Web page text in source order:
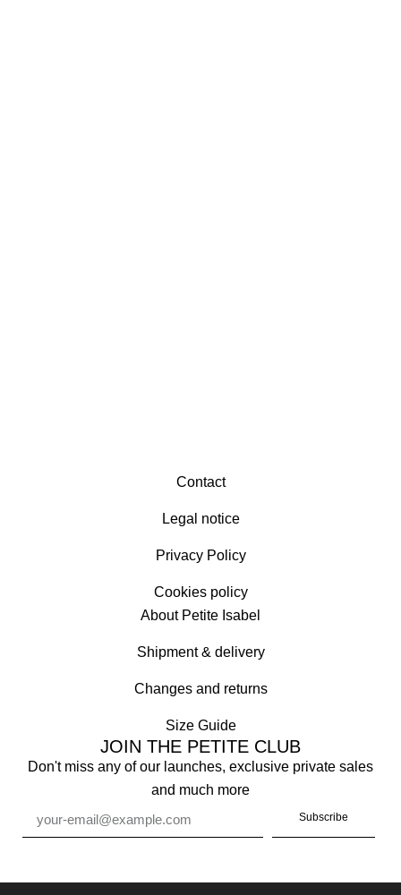
Contact
Legal notice
Privacy Policy
Cookies policy
About Petite Isabel
Shipment & delivery
Changes and returns
Size Guide
JOIN THE PETITE CLUB
Don't miss any of our launches, exclusive private sales
and much more
Subscribe